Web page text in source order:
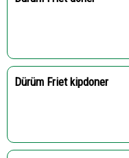
Dürüm Friet kipdoner